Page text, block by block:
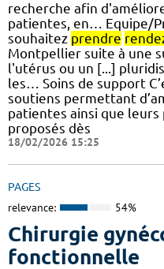
recherche afin
patientes, en… Equipe/
souhaitez prendre
Montpellier suite à une
l'utérus ou un [...]
les… Soins de support
soutiens permettant
patientes ainsi que leurs
proposés dès
18/02/2026 15:25
PAGES
relevance: 54%
Chirurgie
fonctionnelle